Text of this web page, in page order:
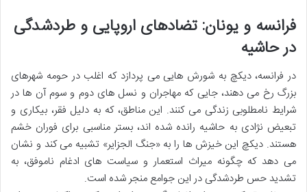
فرانسه و یونان: تضادهای اروپایی و طردشدگی
در حاشیه
در فرانسه، دیکچ به شورش هایی می پردازد که اغلب در حومه شهرهای
بزرگ رخ می دهند، جایی که مهاجران و نسل های دوم و سوم آن ها در
شرایط نامطلوبی زندگی می کنند. این مناطق، که به دلیل فقر، بیکاری و
تبعیض نژادی به حاشیه رانده شده اند، بستر مناسبی برای فوران خشم
هستند. دیکچ این خیزش ها را به «جنگ الجزایر» تشبیه می کند و نشان
می دهد که چگونه میراث استعمار و سیاست های ادغام ناموفق، به
تشدید حس طردشدگی در این جوامع منجر شده است.